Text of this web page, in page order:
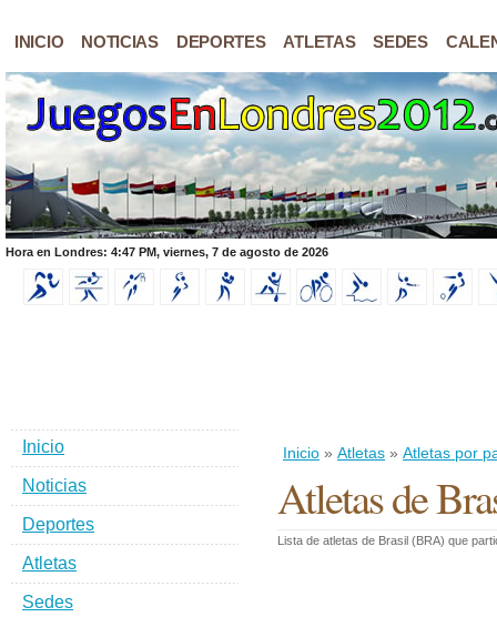
INICIO NOTICIAS DEPORTES ATLETAS SEDES
Hora en Londres: 4:47 PM, viernes, 7 de agosto de 2026
Inicio » Atletas » Atletas por
Atletas de
Lista de atletas de Brasil (BRA) que
Inicio
Noticias
Deportes
Atletas
Sedes